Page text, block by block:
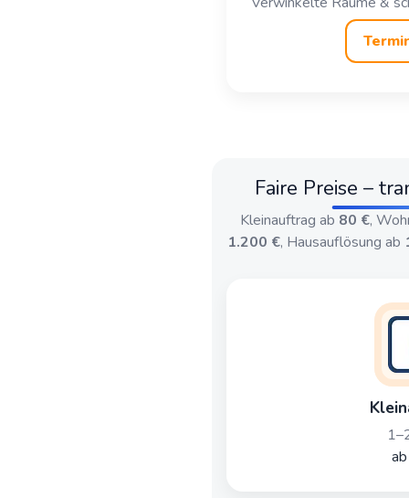
Faire Preise –
Kleinauftrag ab 80 €,
1.200 €, Hausauflösung ab